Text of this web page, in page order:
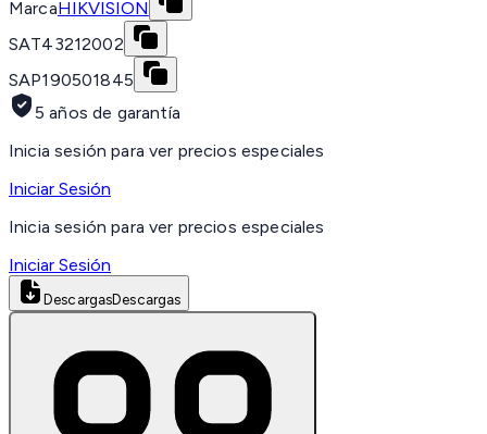
MarcaHIKVISION
SAT43212002
SAP190501845
5 años de garantía
Inicia sesión para ver precios especiales
Iniciar Sesión
Inicia sesión para ver precios especiales
Iniciar Sesión
DescargasDescargas